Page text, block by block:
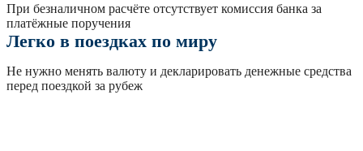
При безналичном расчёте отсутствует комиссия банка за
платёжные поручения
Легко в поездках по миру
Не нужно менять валюту и декларировать денежные средства
перед поездкой за рубеж